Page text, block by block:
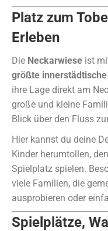
Platz zum
Erleben
Die Neckarwiese ist
größte
ihre Lage direkt am
große und kleine
Blick über den Fluss
Hier kannst du deine
Kinder herumtollen,
Spielplatz spielen.
viele Familien, die
ausprobieren oder
Spielplätze,